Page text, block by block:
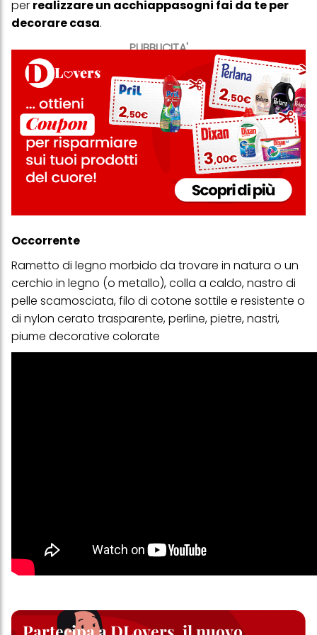
PUBBLICITA'
per realizzare un acchiappasogni fai da te per
decorare casa.
Occorrente
Rametto di legno morbido da trovare in natura o un
cerchio in legno (o metallo), colla a caldo, nastro di
pelle scamosciata, filo di cotone sottile e resistente o
di nylon cerato trasparente, perline, pietre, nastri,
piume decorative colorate
nella nostra Informativa sulla protezione dei dati collegata nel piè
di pagina (Sezione "Cookie, Pixel, Impronte digitali e tecnologie
simili"). Puoi revocare il tuo consenso in qualsiasi momento con
effetto per il futuro disabilitando i cookie sul nostro sito web nella
sezione "Impostazioni cookie" collegata nel piè di pagina. Per
ulteriori informazioni sui cookie utilizzati su questo sito Web, in
particolare sul loro periodo di conservazione, consultare le
informazioni dettagliate su ciascun cookie disponibili facendo
clic su "modifica" di seguito".
Se fai clic su "Modifica" potrai trovare maggiori informazioni sul
trattamento dei tuoi dati / sull'uso dei cookie e consentirli per uno o
più degli scopi sopra menzionati. Cliccando su "Accetta tutto",
acconsenti all'uso dei cookie e al trattamento dei tuoi dati
personali per tutte le finalità sopra indicate. Se fai clic su "Rifiuta",